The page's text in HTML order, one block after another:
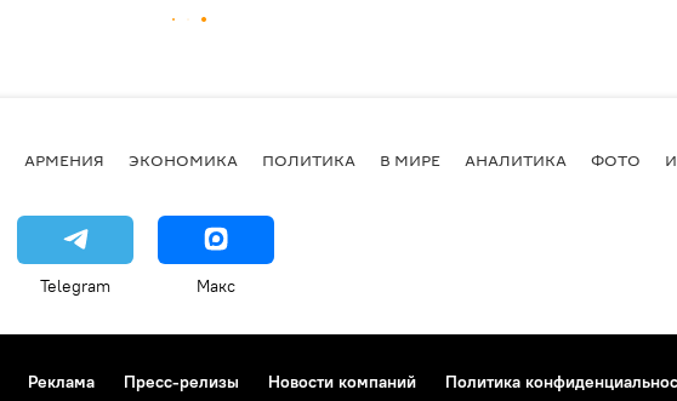
АРМЕНИЯ ЭКОНОМИКА ПОЛИТИКА В МИРЕ АНАЛИТИКА ФОТО
Telegram Макс
Реклама Пресс-релизы Новости компаний Политика